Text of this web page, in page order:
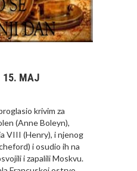
15. MAJ
krivim za
(Anne Boleyn),
VIII (Henry), i njenog
i osudio ih na
i zapalili Moskvu.